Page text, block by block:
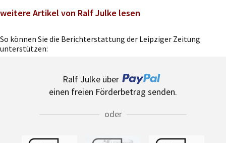
weitere Artikel von Ralf Julke lesen
So können Sie die Berichterstattung der Leipziger Zeitung
unterstützen:
Ralf Julke über
einen freien Förderbetrag senden.
oder